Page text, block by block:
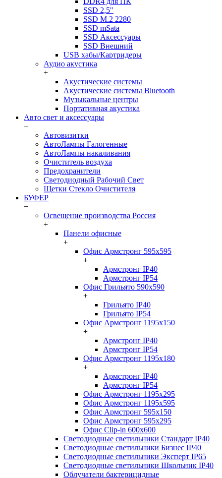
SSD 2,5"
SSD M.2 2280
SSD mSata
SSD Аксессуары
SSD Внешний
USB хабы/Картридеры
Аудио акустика
+
Акустические системы
Акустические системы Bluetooth
Музыкальные центры
Портативная акустика
Авто свет и аксессуары
+
Автовизитки
АвтоЛампы Галогенные
АвтоЛампы накаливания
Очиститель воздуха
Предохранители
Светодиодный Рабочий Свет
Щетки Стекло Очистителя
БУФЕР
+
Освещение производства Россия
+
Панели офисные
+
Офис Армстронг 595x595
+
Армстронг IP40
Армстронг IP54
Офис Грильято 590x590
+
Грильято IP40
Грильято IP54
Офис Армстронг 1195x150
+
Армстронг IP40
Армстронг IP54
Офис Армстронг 1195x180
+
Армстронг IP40
Армстронг IP54
Офис Армстронг 1195x295
Офис Армстронг 1195x595
Офис Армстронг 595x150
Офис Армстронг 595x295
Офис Clip-in 600x600
Светодиодные светильники Стандарт IP40
Светодиодные светильники Бизнес IP40
Светодиодные светильники Эксперт IP65
Светодиодные светильники Школьник IP40
Облучатели бактерицидные